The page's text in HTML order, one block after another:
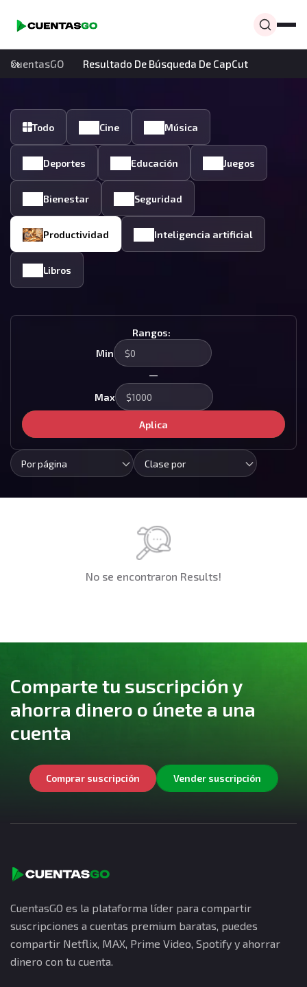
CuentasGO Resultado De Búsqueda De CapCut
Todo Cine Música
Deportes Educación Juegos
Bienestar Seguridad
Productividad Inteligencia artificial
Libros
Rangos:
Min
—
Max
Aplica
Por página Clase por
No se encontraron Results!
Comparte tu suscripción y
ahorra dinero o únete a una
cuenta
Comprar suscripción Vender suscripción
CuentasGO es la plataforma líder para compartir
suscripciones a cuentas premium baratas, puedes
compartir Netflix, MAX, Prime Video, Spotify y ahorrar
dinero con tu cuenta.